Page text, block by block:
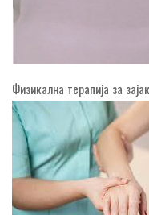
Физикална терапија за